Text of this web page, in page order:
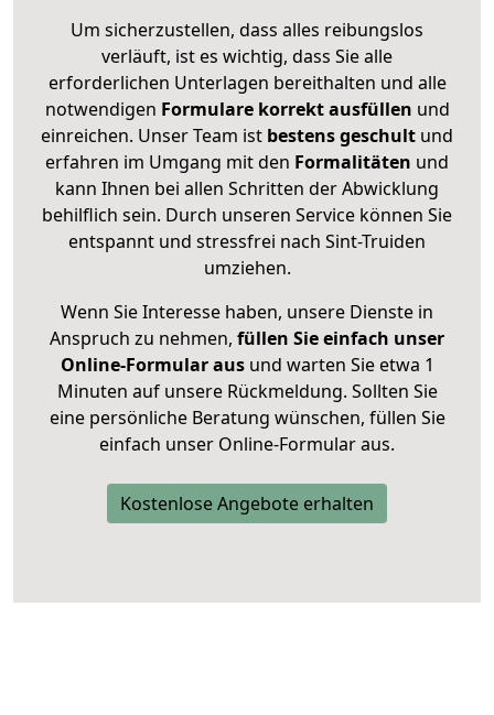
Um sicherzustellen, dass alles reibungslos
verläuft, ist es wichtig, dass Sie alle
erforderlichen Unterlagen bereithalten und alle
notwendigen Formulare korrekt ausfüllen und
einreichen. Unser Team ist bestens geschult und
erfahren im Umgang mit den Formalitäten und
kann Ihnen bei allen Schritten der Abwicklung
behilflich sein. Durch unseren Service können Sie
entspannt und stressfrei nach Sint-Truiden
umziehen.
Wenn Sie Interesse haben, unsere Dienste in
Anspruch zu nehmen, füllen Sie einfach unser
Online-Formular ausund warten Sie etwa 1
Minuten auf unsere Rückmeldung. Sollten Sie
eine persönliche Beratung wünschen, füllen Sie
einfach unser Online-Formular aus.
Kostenlose Angebote erhalten